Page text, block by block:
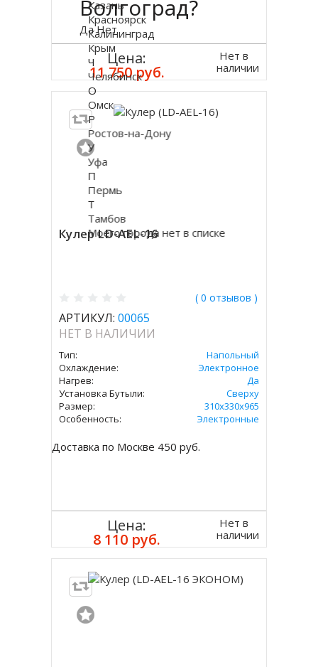
Цена:
11 750 руб.
Нет в
наличии
Кулер LD-AEL-16
( 0 отзывов )
АРТИКУЛ: 00065
НЕТ В НАЛИЧИИ
Тип:
Напольный
Охлаждение:
Электронное
Нагрев:
Да
Установка Бутыли:
Сверху
Размер:
310х330х965
Особенность:
Электронные
Доставка по Москве 450 руб.
Цена:
8 110 руб.
Нет в
наличии
Волгоград?
Да Нет
Казань
Красноярск
Калининград
Крым
Ч
Челябинск
О
Омск
Р
Ростов-на-Дону
У
Уфа
П
Пермь
Т
Тамбов
Моего города нет в списке